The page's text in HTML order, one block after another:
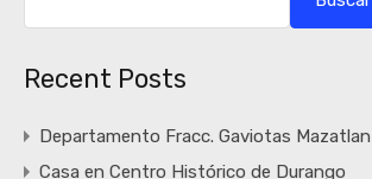
Recent Posts
Departamento Fracc. Gaviotas Mazatlan
Casa en Centro Histórico de Durango